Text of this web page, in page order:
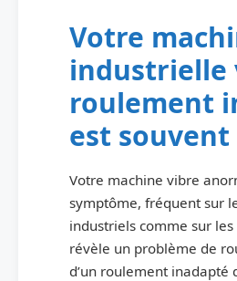
Votre
industrielle
roulement
est souvent
Votre machine vibre
symptôme, fréquent sur
industriels comme sur
révèle un problème de
d’un roulement inadapté